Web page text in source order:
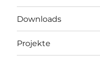
Downloads
Projekte